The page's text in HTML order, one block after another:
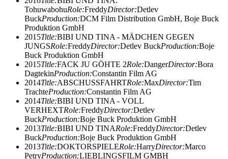
TohuwabohuRole:FreddyDirector:Detlev
BuckProduction:DCM Film Distribution GmbH, Boje Buck
Produktion GmbH
2015Title:BIBI UND TINA - MÄDCHEN GEGEN
JUNGSRole:FreddyDirector:Detlev BuckProduction:Boje
Buck Produktion GmbH
2015Title:FACK JU GÖHTE 2Role:DangerDirector:Bora
DagtekinProduction:Constantin Film AG
2014Title:ABSCHUSSFAHRTRole:MaxDirector:Tim
TrachteProduction:Constantin Film AG
2014Title:BIBI UND TINA - VOLL
VERHEXTRole:FreddyDirector:Detlev
BuckProduction:Boje Buck Produktion GmbH
2013Title:BIBI UND TINARole:FreddyDirector:Detlev
BuckProduction:Boje Buck Produktion GmbH
2013Title:DOKTORSPIELERole:HarryDirector:Marco
PetryProduction:LIEBLINGSFILM GMBH